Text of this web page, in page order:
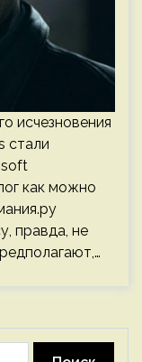
исчезновения
стали
как можно
правда, не